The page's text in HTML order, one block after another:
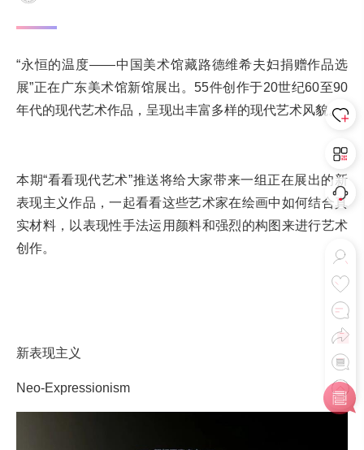
“永恒的温度——中国美术馆藏路德维希夫妇捐赠作品选
展”正在广东美术馆新馆展出。55件创作于20世纪60至90
年代的现代艺术作品，呈现出丰富多样的现代艺术风貌。
本期“看看现代艺术”推送将给大家带来一组正在展出的新
表现主义作品，一起看看这些艺术家在绘画中如何结合真
实材料，以表现性手法运用颜料和强烈的构图来进行艺术
创作。
新表现主义
Neo-Expressionism